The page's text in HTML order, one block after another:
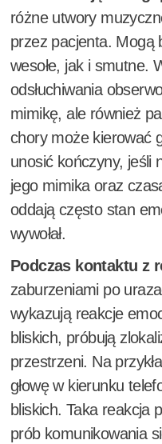
różne utwory
przez pacjenta. Mogą
wesołe, jak i smutne.
odsłuchiwania
mimikę, ale również
chory może kierować
unosić kończyny, jeśli
jego mimika oraz
oddają często stan
wywołał.
Podczas kontaktu z
zaburzeniami po
wykazują reakcje
bliskich, próbują
przestrzeni. Na
głowę w kierunku
bliskich. Taka reakcja
prób komunikowania